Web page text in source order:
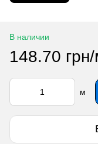
В наличии
148.70
м